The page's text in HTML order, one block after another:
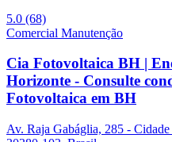
5.0 (68)
Comercial Manutenção
Cia Fotovoltaica BH |
Horizonte - Consulte
Fotovoltaica em BH
Av. Raja Gabáglia, 285 -